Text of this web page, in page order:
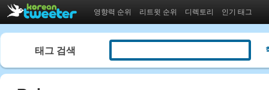
영향력 순위 리트윗 순위 디렉토리 인기 태그
태그 검색